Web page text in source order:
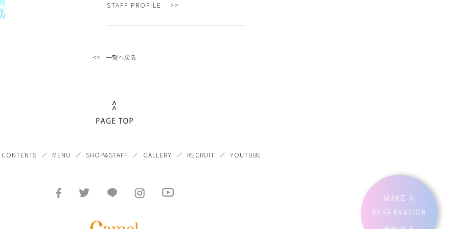
STAFF PROFILE
<< 一覧へ戻る
CONTENTS MENU SHOP&STAFF GALLERY RECRUIT YOUTUBE
MAKE A
RESERVATION